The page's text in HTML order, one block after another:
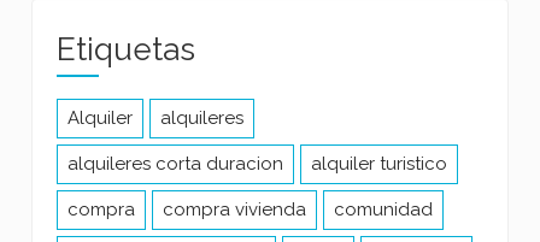
Etiquetas
Alquiler alquileres
alquileres corta duracion alquiler turistico
compra compra vivienda comunidad